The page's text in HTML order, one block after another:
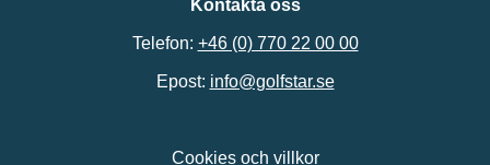
Kontakta oss
Telefon: +46 (0) 770 22 00 00
Epost: info@golfstar.se
Cookies och villkor